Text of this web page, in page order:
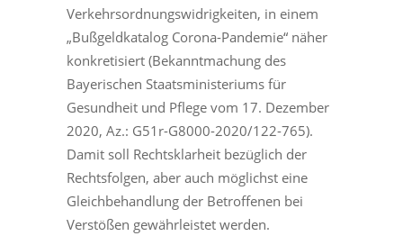
Verkehrsordnungswidrigkeiten, in einem
„Bußgeldkatalog Corona-Pandemie“ näher
konkretisiert (Bekanntmachung des
Bayerischen Staatsministeriums für
Gesundheit und Pflege vom 17. Dezember
2020, Az.: G51r-G8000-2020/122-765).
Damit soll Rechtsklarheit bezüglich der
Rechtsfolgen, aber auch möglichst eine
Gleichbehandlung der Betroffenen bei
Verstößen gewährleistet werden.